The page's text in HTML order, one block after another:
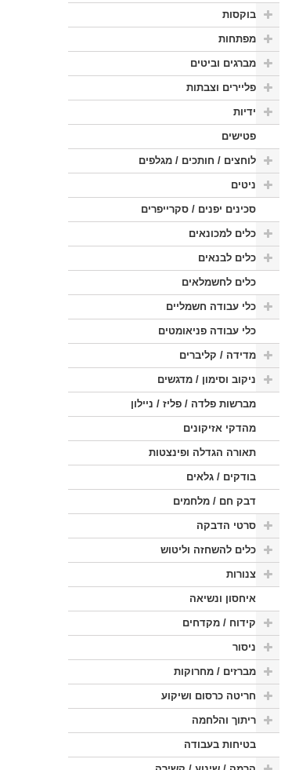
בוקסות
מפתחות
מברגים וביטים
פליירים וצבתות
ידיות
פטישים
לוחצים / חותכים / מגלפים
ניטים
סכינים יפנים / סקרייפרים
כלים למכונאים
כלים לבנאים
כלים לחשמלאים
כלי עבודה חשמליים
כלי עבודה פניאומטים
מדידה / קליברים
ניקוב וסימון / מדגשים
מברשות פלדה / פליז / ניילון
מהדקי אזיקונים
תאורה הגדלה ופינצטות
בודקים / גלאים
דבק חם / מלחמים
סרטי הדבקה
כלים להשחזה וליטוש
צנורות
איחסון ונשיאה
קידוח / מקדחים
ניסור
מברזים / מחרוקות
חריטה כרסום ושיקוע
ריתוך והלחמה
בטיחות בעבודה